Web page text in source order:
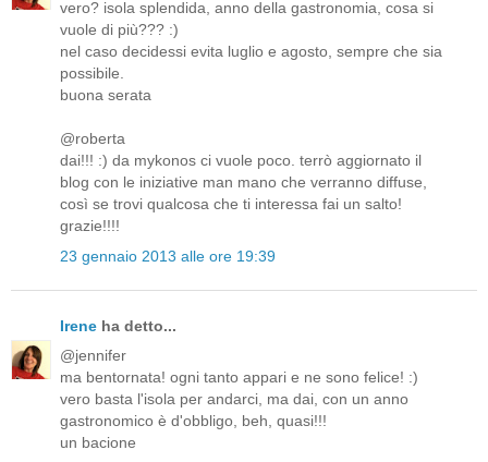
vero? isola splendida, anno della gastronomia, cosa si
vuole di più??? :)
nel caso decidessi evita luglio e agosto, sempre che sia
possibile.
buona serata
@roberta
dai!!! :) da mykonos ci vuole poco. terrò aggiornato il
blog con le iniziative man mano che verranno diffuse,
così se trovi qualcosa che ti interessa fai un salto!
grazie!!!!
23 gennaio 2013 alle ore 19:39
Irene ha detto...
@jennifer
ma bentornata! ogni tanto appari e ne sono felice! :)
vero basta l'isola per andarci, ma dai, con un anno
gastronomico è d'obbligo, beh, quasi!!!
un bacione